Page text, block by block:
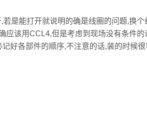
能打开就说明的确是线圈的问题,换个
应该用CCL4,但是考虑到现场没有条件的
好各部件的顺序,不注意的话,装的时候